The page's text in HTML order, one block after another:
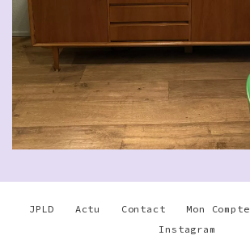
JPLD Actu Contact Mon Compte
Instagram